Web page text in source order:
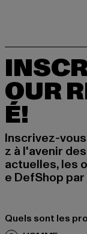
OUR
É!
Inscrivez-
z à l'avenir
actuelles, les
e DefShop
Quels sont les